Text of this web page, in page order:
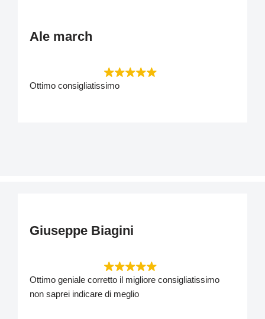
Ale march
Ottimo consigliatissimo
Giuseppe Biagini
Ottimo geniale corretto il migliore consigliatissimo
non saprei indicare di meglio